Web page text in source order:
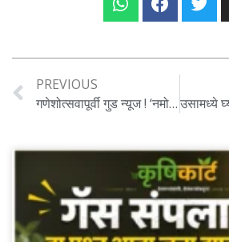
PREVIOUS
गणेशोत्सवापूर्वी गुड न्यूज ! ‘नमो शेतकरी महासन्मान’ची ट्रायल पूर्ण ,८५.६० लाख शेतकऱ्यांच्या खात्यात जमा होणार प्रत्येकी २००० रुपये;